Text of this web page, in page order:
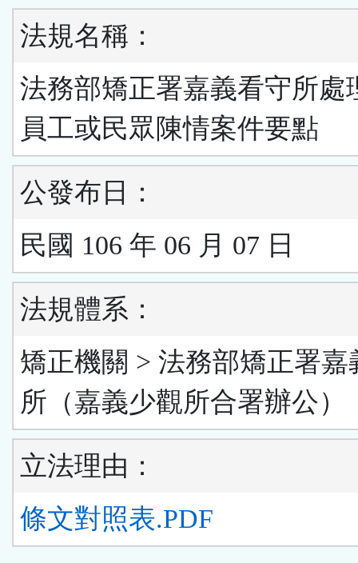
法規名稱：
法務部矯正署嘉義看守所處
員工或民眾陳情案件要點
公發布日：
民國 106 年 06 月 07 日
法規體系：
矯正機關 > 法務部矯正署嘉
所（嘉義少觀所合署辦公）
立法理由：
條文對照表.PDF